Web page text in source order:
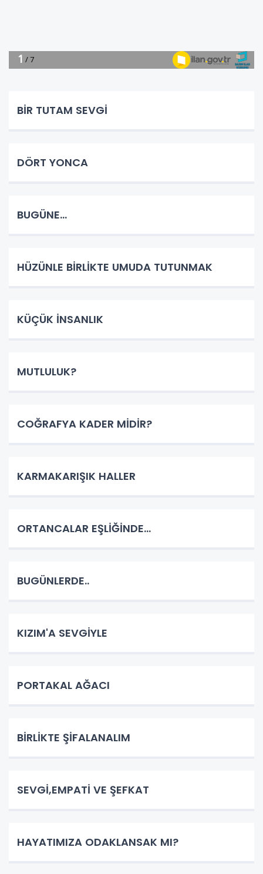
BİR TUTAM SEVGİ
DÖRT YONCA
BUGÜNE...
HÜZÜNLE BİRLİKTE UMUDA TUTUNMAK
KÜÇÜK İNSANLIK
MUTLULUK?
COĞRAFYA KADER MİDİR?
KARMAKARIŞIK HALLER
ORTANCALAR EŞLİĞİNDE...
BUGÜNLERDE..
KIZIM'A SEVGİYLE
PORTAKAL AĞACI
BİRLİKTE ŞİFALANALIM
SEVGİ,EMPATİ VE ŞEFKAT
HAYATIMIZA ODAKLANSAK MI?